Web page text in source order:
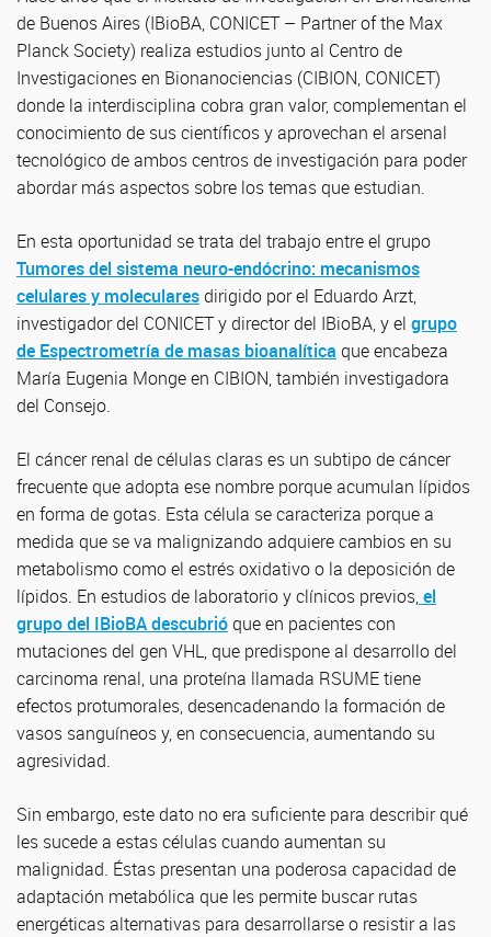
de Buenos Aires (IBioBA, CONICET – Partner of the Max
Planck Society) realiza estudios junto al Centro de
Investigaciones en Bionanociencias (CIBION, CONICET)
donde la interdisciplina cobra gran valor, complementan el
conocimiento de sus científicos y aprovechan el arsenal
tecnológico de ambos centros de investigación para poder
abordar más aspectos sobre los temas que estudian.
En esta oportunidad se trata del trabajo entre el grupo
Tumores del sistema neuro-endócrino: mecanismos
celulares y molecularesdirigido por el Eduardo Arzt,
investigador del CONICET y director del IBioBA, y el grupo
de Espectrometría de masas bioanalítica que encabeza
María Eugenia Monge en CIBION, también investigadora
del Consejo.
El cáncer renal de células claras es un subtipo de cáncer
frecuente que adopta ese nombre porque acumulan lípidos
en forma de gotas. Esta célula se caracteriza porque a
medida que se va malignizando adquiere cambios en su
metabolismo como el estrés oxidativo o la deposición de
lípidos. En estudios de laboratorio y clínicos previos,el
grupo del IBioBA descubrióque en pacientes con
mutaciones del gen VHL, que predispone al desarrollo del
carcinoma renal, una proteína llamada RSUME tiene
efectos protumorales, desencadenando la formación de
vasos sanguíneos y, en consecuencia, aumentando su
agresividad.
Sin embargo, este dato no era suficiente para describir qué
les sucede a estas células cuando aumentan su
malignidad. Éstas presentan una poderosa capacidad de
adaptación metabólica que les permite buscar rutas
energéticas alternativas para desarrollarse o resistir a las